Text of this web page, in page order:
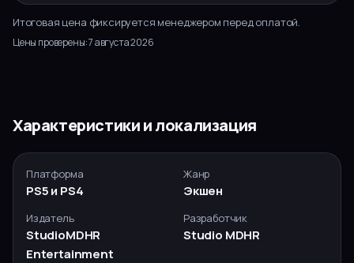
Итоговая цена фиксируется менеджером перед оплатой.
Цены проверены:7 августа 2026
Характеристики и локализация
Платформа
PS5 и PS4
Жанр
Экшен
Издатель
StudioMDHR
Entertainment
Разработчик
Studio MDHR